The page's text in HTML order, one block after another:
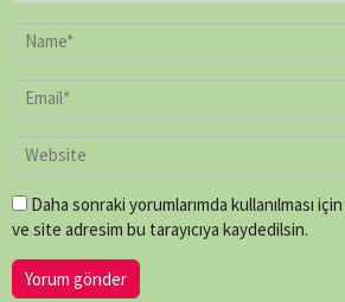
Daha sonraki yorumlarımda kullanılması
ve site adresim bu tarayıcıya kaydedilsin.